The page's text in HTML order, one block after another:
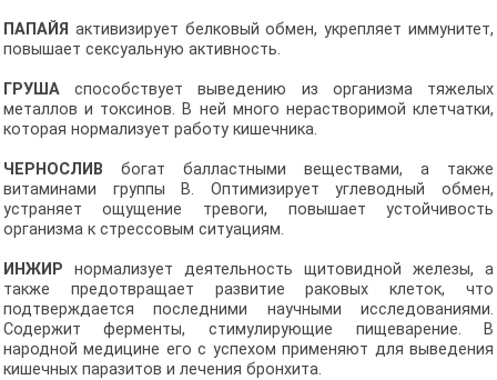
ПАПАЙЯ активизирует белковый обмен, укрепляет иммунитет,
повышает сексуальную активность.
ГРУШАспособствует выведению из организма тяжелых
металлов и токсинов. В ней много нерастворимой клетчатки,
которая нормализует работу кишечника.
ЧЕРНОСЛИВ богат балластными веществами, а также
витаминами группы В. Оптимизирует углеводный обмен,
устраняет ощущение тревоги, повышает устойчивость
организма к стрессовым ситуациям.
ИНЖИР нормализует деятельность щитовидной железы, а
также предотвращает развитие раковых клеток, что
подтверждается последними научными исследованиями.
Содержит ферменты, стимулирующие пищеварение. В
народной медицине его с успехом применяют для выведения
кишечных паразитов и лечения бронхита.